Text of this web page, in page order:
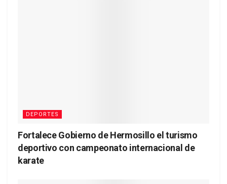
DEPORTES
Fortalece Gobierno de Hermosillo el turismo
deportivo con campeonato internacional de
karate